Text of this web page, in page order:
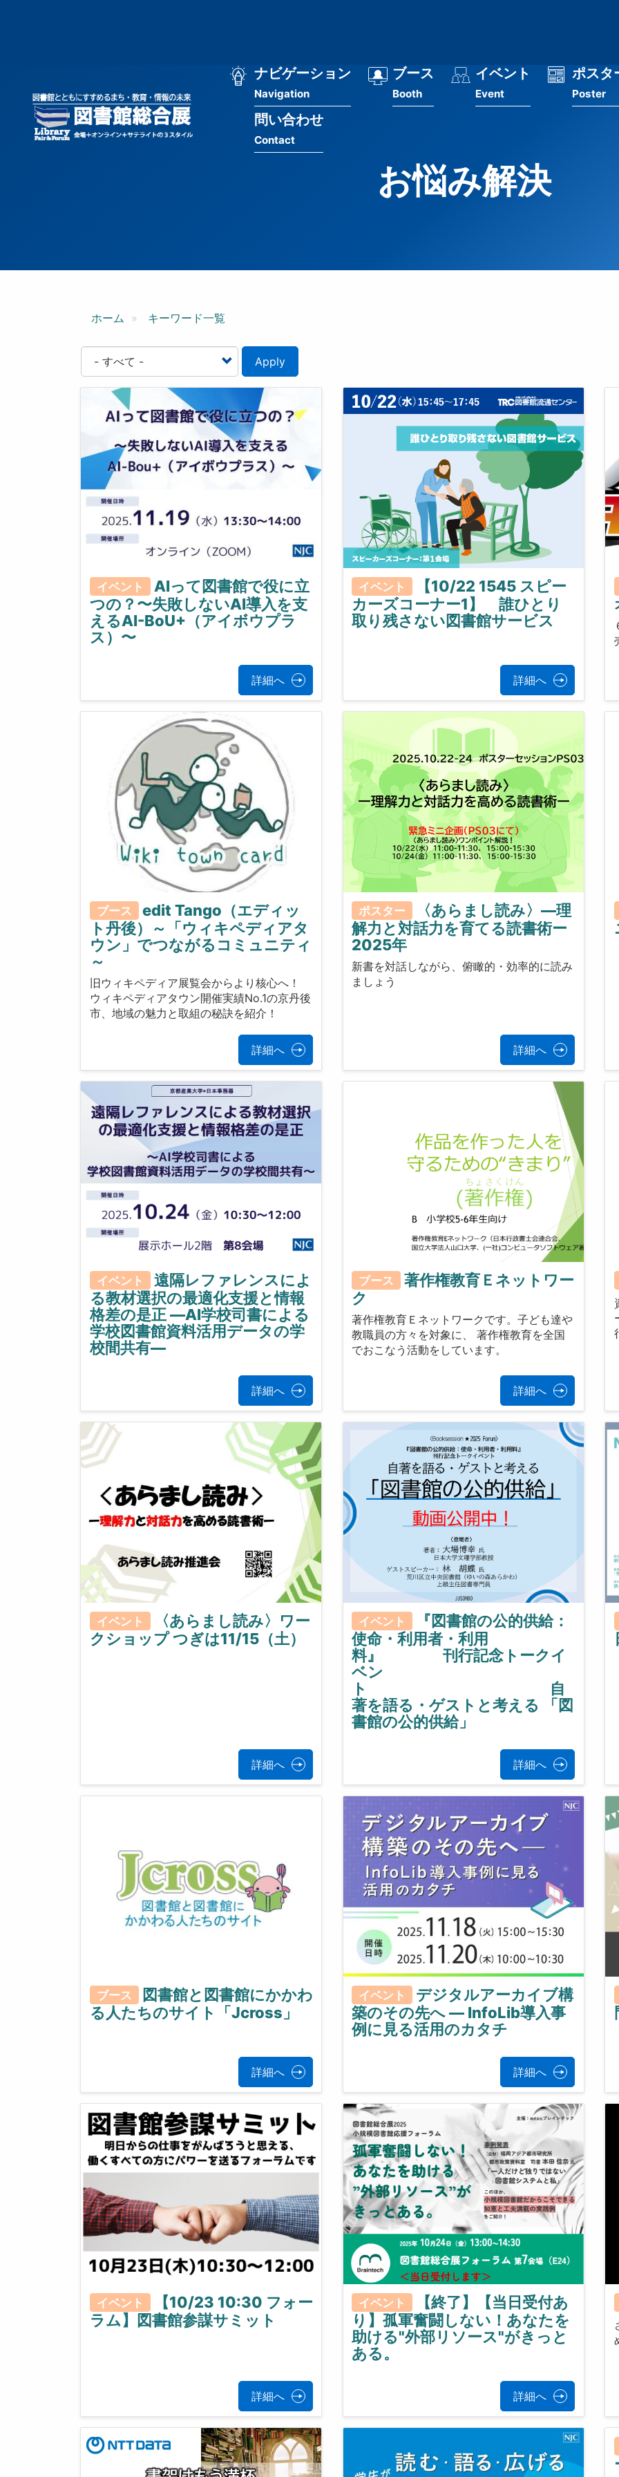
ー
ザ
ュ
メ
シ
ン
ナビゲーション
Navigation
ブース
Booth
イベント
Event
ポスタ
Poster
問い合わせ
Contact
お悩み解決
ホーム キーワード一覧
Apply
イベント
AIって図書館で役に立
つの？〜失敗しないAI導入を支
えるAI-BoU+（アイボウプラ
ス）〜
詳細へ
イベント
【10/22 1545 スピー
カーズコーナー1】 誰ひとり
取り残さない図書館サービス
詳細へ
ブース
edit Tango（エディッ
ト丹後）～「ウィキペディアタ
ウン」でつながるコミュニティ
～
旧ウィキペディア展覧会からより核心へ！
ウィキペディアタウン開催実績No.1の京丹後
市、地域の魅力と取組の秘訣を紹介！
詳細へ
ポスター
〈あらまし読み〉—理
解力と対話力を育てる読書術ー
2025年
新書を対話しながら、俯瞰的・効率的に読み
ましょう
詳細へ
イベント
遠隔レファレンスによ
る教材選択の最適化支援と情報
格差の是正 ―AI学校司書による
学校図書館資料活用データの学
校間共有―
詳細へ
ブース
著作権教育Ｅネットワー
ク
著作権教育Ｅネットワークです。子ども達や
教職員の方々を対象に、 著作権教育を全国
でおこなう活動をしています。
詳細へ
イベント
〈あらまし読み〉ワー
クショップ つぎは11/15（土）
詳細へ
イベント
『図書館の公的供給：
使命・利用者・利用
料』 刊行記念トークイ
ベン
ト 自
著を語る・ゲストと考える 「図
書館の公的供給」
詳細へ
ブース
図書館と図書館にかかわ
る人たちのサイト「Jcross」
詳細へ
イベント
デジタルアーカイブ構
築のその先へ ― InfoLib導入事
例に見る活用のカタチ
詳細へ
イベント
【10/23 10:30 フォー
ラム】図書館参謀サミット
詳細へ
イベント
【終了】【当日受付あ
り】孤軍奮闘しない！あなたを
助ける"外部リソース"がきっと
ある。
詳細へ